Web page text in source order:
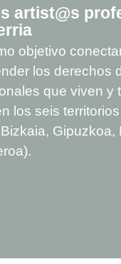
artist@s
objetivo
los derechos
que viven y
los seis
Gipuzkoa,